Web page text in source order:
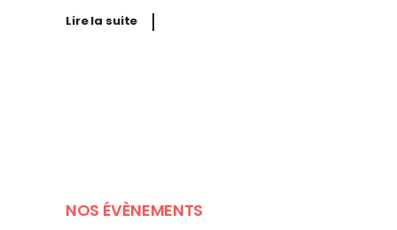
Lire la suite
NOS ÉVÈNEMENTS